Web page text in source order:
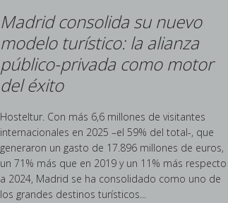
Madrid consolida su nuevo
modelo turístico: la alianza
público-privada como motor
del éxito
Hosteltur. Con más 6,6 millones de visitantes
internacionales en 2025 –el 59% del total-, que
generaron un gasto de 17.896 millones de euros,
un 71% más que en 2019 y un 11% más respecto
a 2024, Madrid se ha consolidado como uno de
los grandes destinos turísticos...